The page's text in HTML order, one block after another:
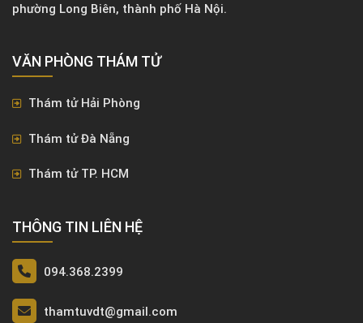
phường Long Biên, thành phố Hà Nội.
VĂN PHÒNG ​THÁM TỬ
Thám tử Hải Phòng
Thám tử Đà Nẵng
Thám tử TP. HCM
THÔNG TIN LIÊN HỆ
094.368.2399
thamtuvdt@gmail.com